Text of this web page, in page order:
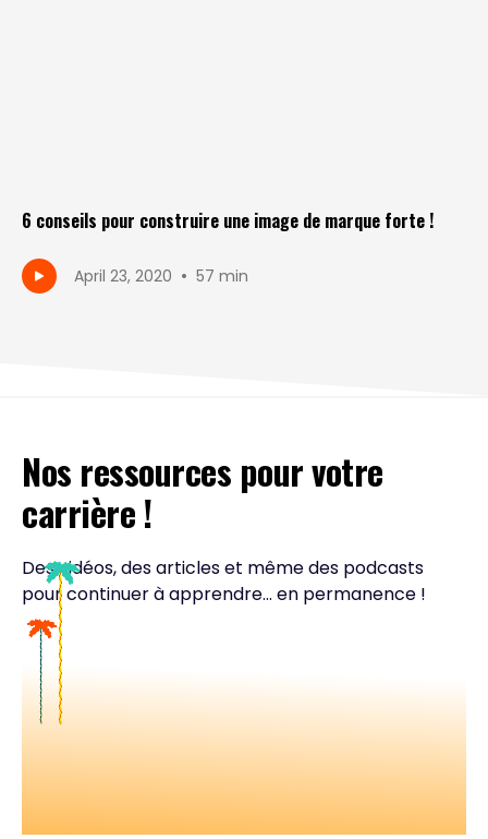
6 conseils pour construire une image de marque forte !
April 23, 2020 • 57 min
Nos ressources pour votre
carrière !
Des vidéos, des articles et même des podcasts
pour continuer à apprendre... en permanence !